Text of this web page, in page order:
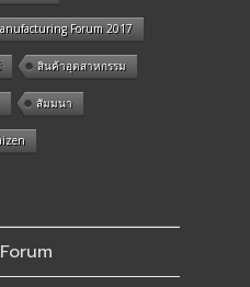
Forum 2017
สินค้าอุตสาหกรรม
สัมมนา